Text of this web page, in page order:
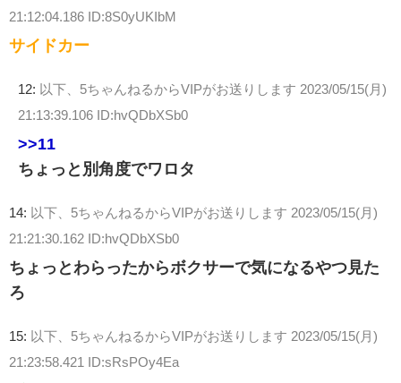
21:12:04.186 ID:8S0yUKIbM
サイドカー
12: 以下、5ちゃんねるからVIPがお送りします 2023/05/15(月)
21:13:39.106 ID:hvQDbXSb0
>>11
ちょっと別角度でワロタ
14: 以下、5ちゃんねるからVIPがお送りします 2023/05/15(月)
21:21:30.162 ID:hvQDbXSb0
ちょっとわらったからボクサーで気になるやつ見た
ろ
15: 以下、5ちゃんねるからVIPがお送りします 2023/05/15(月)
21:23:58.421 ID:sRsPOy4Ea